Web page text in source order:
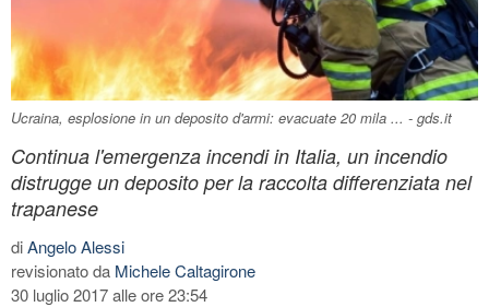
Ucraina, esplosione in un deposito d'armi: evacuate 20 mila ... - gds.it
Continua l'emergenza incendi in Italia, un incendio
distrugge un deposito per la raccolta differenziata nel
trapanese
diAngelo Alessi
revisionato da Michele Caltagirone
30 luglio 2017 alle ore 23:54